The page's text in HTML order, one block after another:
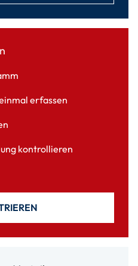
erfassen
kontrollieren